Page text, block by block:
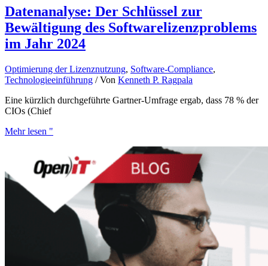
Datenanalyse: Der Schlüssel zur
Bewältigung des Softwarelizenzproblems
im Jahr 2024
Optimierung der Lizenznutzung, Software-Compliance,
Technologieeinführung / Von Kenneth P. Ragpala
Eine kürzlich durchgeführte Gartner-Umfrage ergab, dass 78 % der
CIOs (Chief
Mehr lesen "